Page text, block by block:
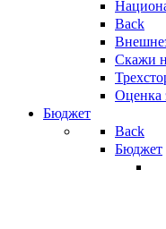
Back
Скажи
Оценка
Бюджет
Back
Бюджет